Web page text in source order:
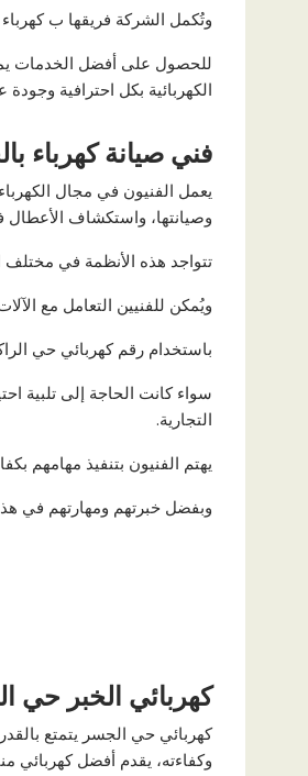
وتُكمل الشركة فريقها ب
للحصول على أفضل الخدمات
الكهربائية بكل احترافية وجودة
فني صيانة كهرباء
يعمل الفنيون في مجال
وصيانتها، واستكشاف الأعطال
تتواجد هذه الأنظمة في مختلف
ويُمكن للفنيين التعامل مع
باستخدام رقم كهربائي حي
سواء كانت الحاجة إلى تلبية
التجارية.
يهتم الفنيون بتنفيذ مهامهم
وبفضل خبرتهم ومهارتهم في
كهربائي الخبر حي
كهربائي حي الجسر يتمتع
وكفاءته، يقدم أفضل كهربائي